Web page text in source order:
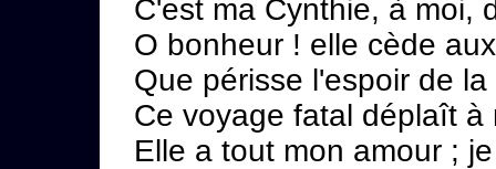
C'est ma Cynthie, à moi,
O bonheur ! elle cède
Que périsse l'espoir de
Ce voyage fatal déplaît à
Elle a tout mon amour ;